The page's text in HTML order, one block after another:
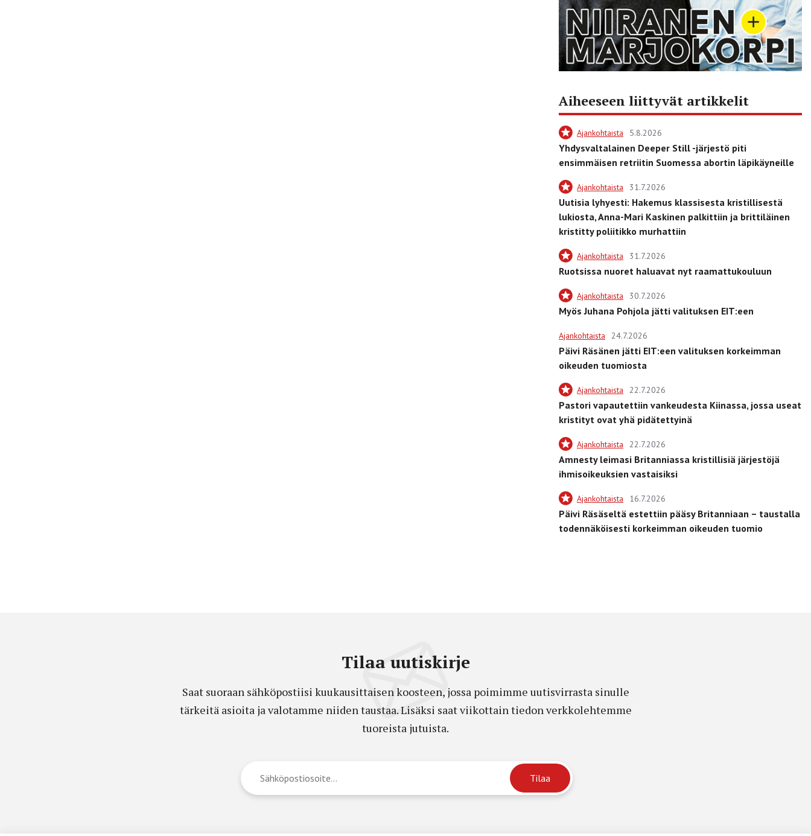
Aiheeseen liittyvät artikkelit
Ajankohtaista 5.8.2026
Yhdysvaltalainen Deeper Still -järjestö piti
ensimmäisen retriitin Suomessa abortin läpikäyneille
Ajankohtaista 31.7.2026
Uutisia lyhyesti: Hakemus klassisesta kristillisestä
lukiosta, Anna-Mari Kaskinen palkittiin ja brittiläinen
kristitty poliitikko murhattiin
Ajankohtaista 31.7.2026
Ruotsissa nuoret haluavat nyt raamattukouluun
Ajankohtaista 30.7.2026
Myös Juhana Pohjola jätti valituksen EIT:een
Ajankohtaista 24.7.2026
Päivi Räsänen jätti EIT:een valituksen korkeimman
oikeuden tuomiosta
Ajankohtaista 22.7.2026
Pastori vapautettiin vankeudesta Kiinassa, jossa useat
kristityt ovat yhä pidätettyinä
Ajankohtaista 22.7.2026
Amnesty leimasi Britanniassa kristillisiä järjestöjä
ihmisoikeuksien vastaisiksi
Ajankohtaista 16.7.2026
Päivi Räsäseltä estettiin pääsy Britanniaan – taustalla
todennäköisesti korkeimman oikeuden tuomio
Tilaa uutiskirje
Saat suoraan sähköpostiisi kuukausittaisen koosteen, jossa poimimme uutisvirrasta sinulle
tärkeitä asioita ja valotamme niiden taustaa. Lisäksi saat viikottain tiedon verkkolehtemme
tuoreista jutuista.